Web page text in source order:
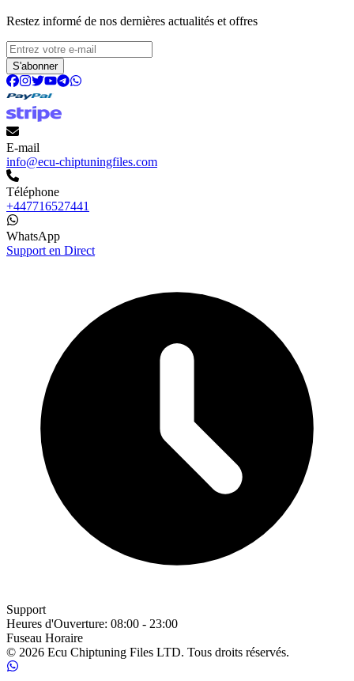
Restez informé de nos dernières actualités et offres
S'abonner
E-mail
info@ecu-chiptuningfiles.com
Téléphone
+447716527441
WhatsApp
Support en Direct
Support
Heures d'Ouverture: 08:00 - 23:00
Fuseau Horaire
© 2026 Ecu Chiptuning Files LTD. Tous droits réservés.